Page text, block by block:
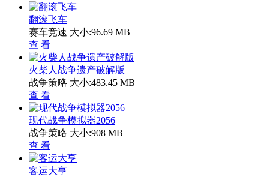
翻滚飞车
赛车竞速 大小:96.69 MB
查 看
火柴人战争遗产破解版
战争策略 大小:483.45 MB
查 看
现代战争模拟器2056
战争策略 大小:908 MB
查 看
客运大亨